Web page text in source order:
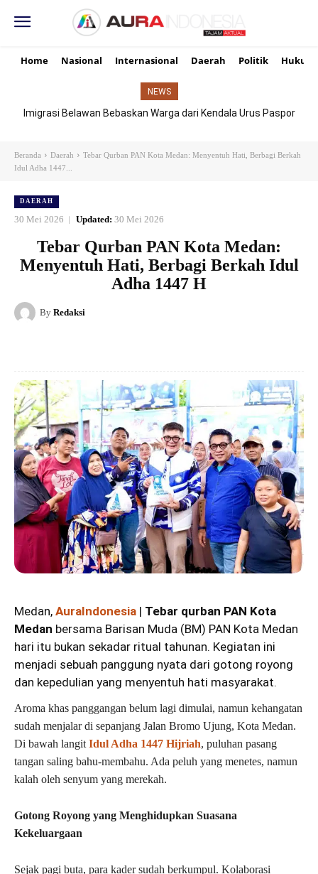
Home Nasional Internasional Daerah Politik Hukum
NEWS
Imigrasi Belawan Bebaskan Warga dari Kendala Urus Paspor
Beranda Daerah
Tebar Qurban PAN Kota Medan: Menyentuh Hati, Berbagi Berkah
Idul Adha 1447...
DAERAH
30 Mei 2026 Updated: 30 Mei 2026
Tebar Qurban PAN Kota Medan:
Menyentuh Hati, Berbagi Berkah Idul
Adha 1447 H
By Redaksi
Medan, AuraIndonesia | Tebar qurban PAN Kota
Medan bersama Barisan Muda (BM) PAN Kota Medan
hari itu bukan sekadar ritual tahunan. Kegiatan ini
menjadi sebuah panggung nyata dari gotong royong
dan kepedulian yang menyentuh hati masyarakat.
Aroma khas panggangan belum lagi dimulai, namun kehangatan
sudah menjalar di sepanjang Jalan Bromo Ujung, Kota Medan.
Di bawah langit Idul Adha 1447 Hijriah, puluhan pasang
tangan saling bahu-membahu. Ada peluh yang menetes, namun
kalah oleh senyum yang merekah.
Gotong Royong yang Menghidupkan Suasana
Kekeluargaan
Sejak pagi buta, para kader sudah berkumpul. Kolaborasi